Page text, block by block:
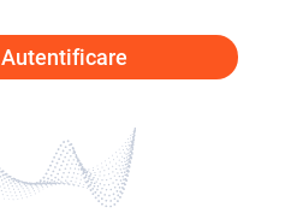
Autentificare